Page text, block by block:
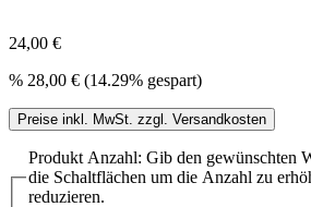
24,00 €
% 28,00 € (14.29% gespart)
Preise inkl. MwSt. zzgl. Versandkosten
Produkt Anzahl: Gib den gewünschten
die Schaltflächen um die Anzahl zu
reduzieren.